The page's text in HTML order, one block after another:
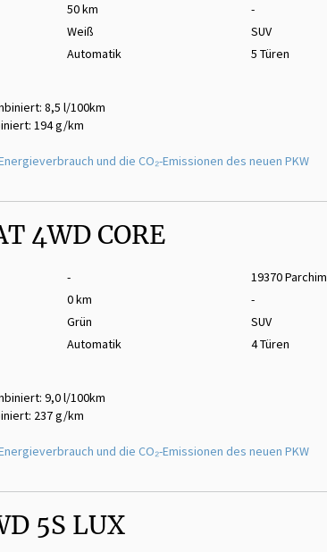
50 km
-
Weiß SUV
Automatik
5 Türen
8,5 l/100km
194 g/km
und die CO₂-Emissionen des neuen PKW
4WD CORE
-
19370 Parchim
0 km
-
Grün SUV
Automatik
4 Türen
9,0 l/100km
237 g/km
und die CO₂-Emissionen des neuen PKW
5S LUX